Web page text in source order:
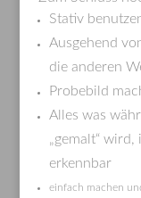
Stativ
Ausgehend
die anderen
Probebild
Alles was
„gemalt“
erkennbar
einfach machen